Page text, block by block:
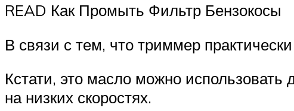
READ Как Промыть Фильтр Бензокосы
В связи с тем, что триммер
Кстати, это масло можно использовать
на низких скоростях.